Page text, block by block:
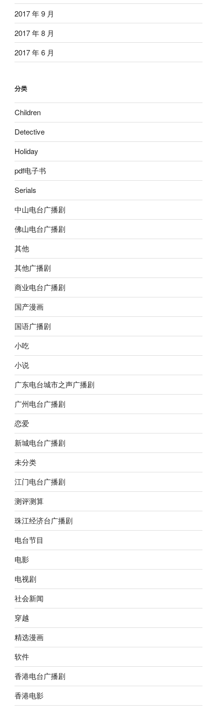
2017 年 9 月
2017 年 8 月
2017 年 6 月
分类
Children
Detective
Holiday
pdf电子书
Serials
中山电台广播剧
佛山电台广播剧
其他
其他广播剧
商业电台广播剧
国产漫画
国语广播剧
小吃
小说
广东电台城市之声广播剧
广州电台广播剧
恋爱
新城电台广播剧
未分类
江门电台广播剧
测评测算
珠江经济台广播剧
电台节目
电影
电视剧
社会新闻
穿越
精选漫画
软件
香港电台广播剧
香港电影